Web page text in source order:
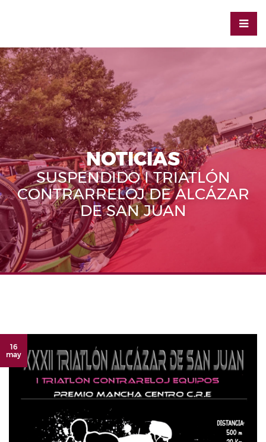
NOTICIAS
SUSPENDIDO I TRIATLÓN
CONTRARRELOJ DE ALCÁZAR
DE SAN JUAN
16
may